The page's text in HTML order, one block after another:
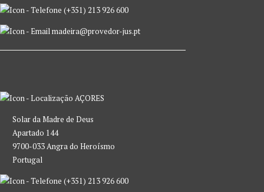
(+351) 213 926 600
madeira@provedor-jus.pt
AÇORES
Solar da Madre de Deus
Apartado 144
9700-033 Angra do Heroísmo
Portugal
(+351) 213 926 600